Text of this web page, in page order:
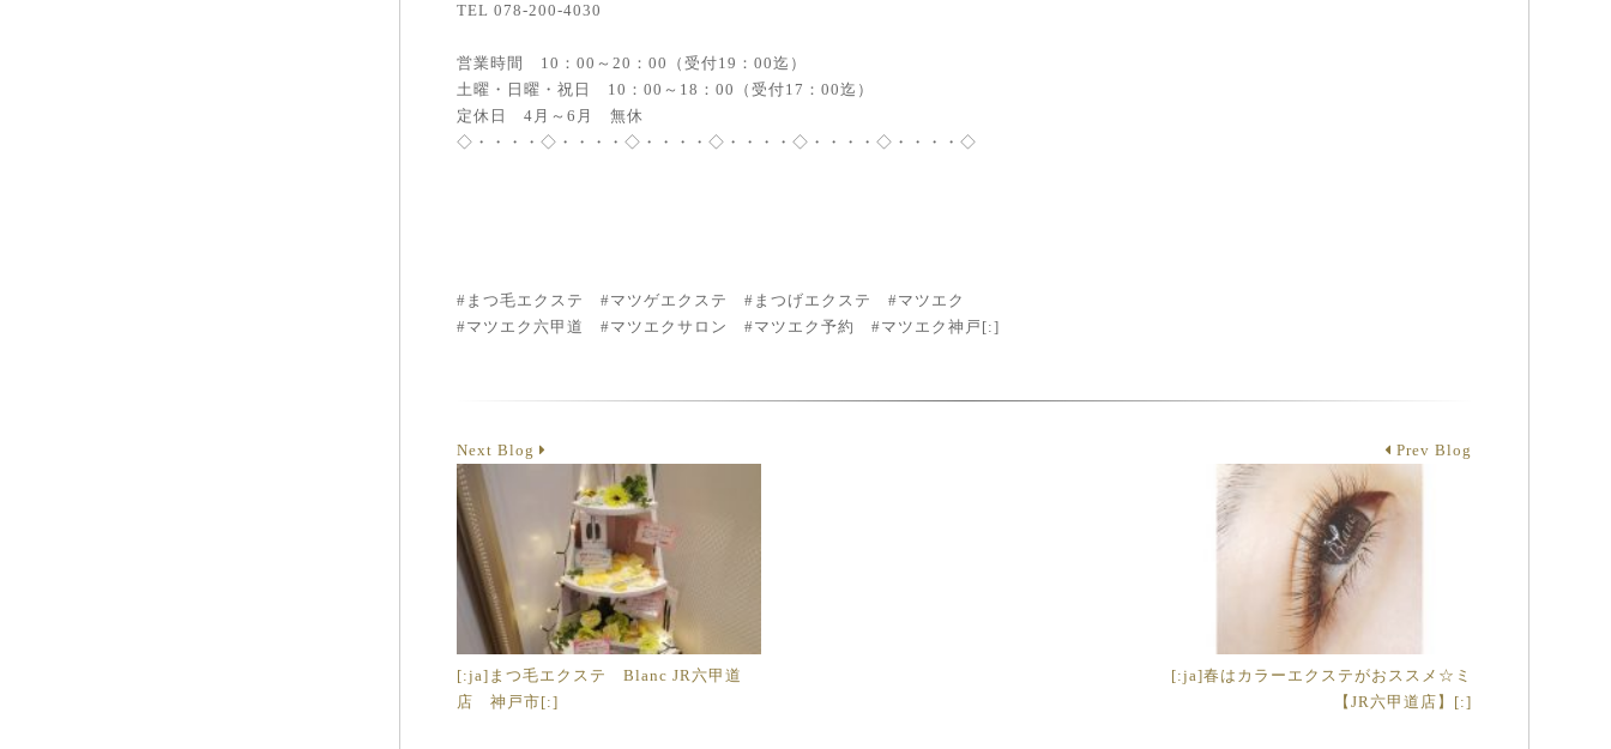
TEL 078-200-4030
営業時間 10：00～20：00（受付19：00迄）
土曜・日曜・祝日 10：00～18：00（受付17：00迄）
定休日 4月～6月 無休
◇・・・・◇・・・・◇・・・・◇・・・・◇・・・・◇・・・・◇
#まつ毛エクステ #マツゲエクステ #まつげエクステ #マツエク
#マツエク六甲道 #マツエクサロン #マツエク予約 #マツエク神戸[:]
Prev Blog
[:ja]春はカラーエクステがおススメ☆ミ
【JR六甲道店】[:]
Next Blog
[:ja]まつ毛エクステ Blanc JR六甲道
店 神戸市[:]